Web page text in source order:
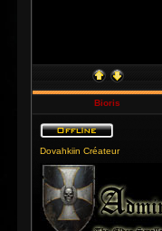
Bioris
Dovahkiin Créateur